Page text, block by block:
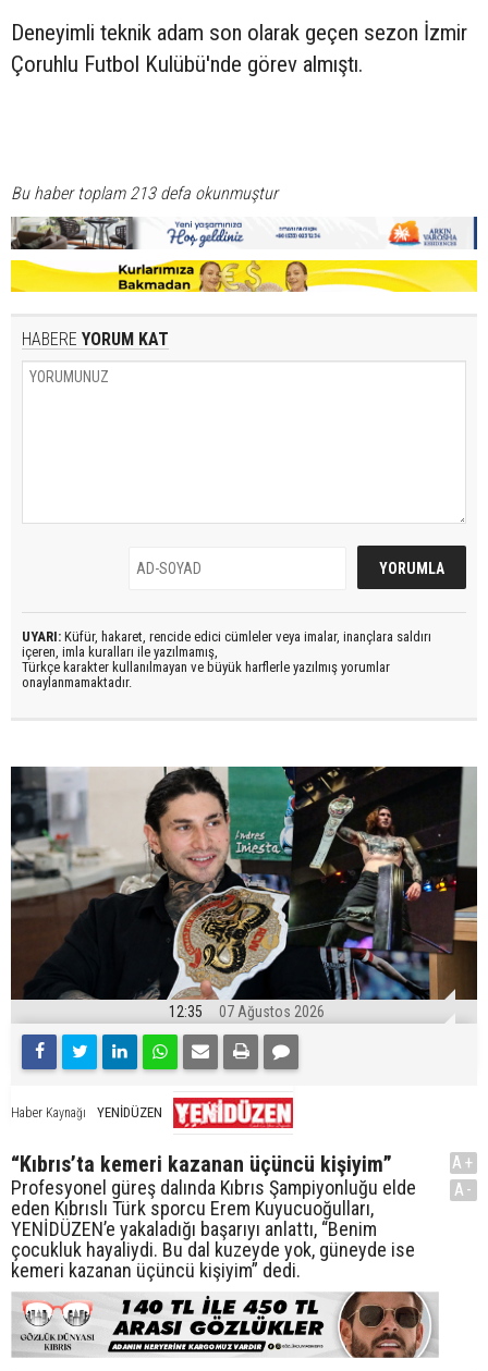
Deneyimli teknik adam son olarak geçen sezon İzmir
Çoruhlu Futbol Kulübü'nde görev almıştı.
Bu haber toplam 213 defa okunmuştur
HABERE YORUM KAT
UYARI: Küfür, hakaret, rencide edici cümleler veya imalar, inançlara saldırı
içeren, imla kuralları ile yazılmamış,
Türkçe karakter kullanılmayan ve büyük harflerle yazılmış yorumlar
onaylanmamaktadır.
12:35 07 Ağustos 2026
Haber Kaynağı YENİDÜZEN
“Kıbrıs’ta kemeri kazanan üçüncü kişiyim”
Profesyonel güreş dalında Kıbrıs Şampiyonluğu elde
eden Kıbrıslı Türk sporcu Erem Kuyucuoğulları,
YENİDÜZEN’e yakaladığı başarıyı anlattı, “Benim
çocukluk hayaliydi. Bu dal kuzeyde yok, güneyde ise
kemeri kazanan üçüncü kişiyim” dedi.
A+
A-